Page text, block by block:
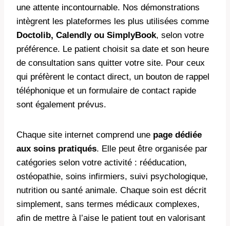
une attente incontournable. Nos démonstrations
intègrent les plateformes les plus utilisées comme
Doctolib, Calendly ou SimplyBook, selon votre
préférence. Le patient choisit sa date et son heure
de consultation sans quitter votre site. Pour ceux
qui préfèrent le contact direct, un bouton de rappel
téléphonique et un formulaire de contact rapide
sont également prévus.
Chaque site internet comprend une page dédiée
aux soins pratiqués. Elle peut être organisée par
catégories selon votre activité : rééducation,
ostéopathie, soins infirmiers, suivi psychologique,
nutrition ou santé animale. Chaque soin est décrit
simplement, sans termes médicaux complexes,
afin de mettre à l’aise le patient tout en valorisant